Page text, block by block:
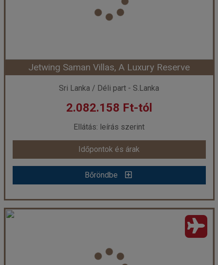
Jetwing Saman Villas, A Luxury Reserve
Sri Lanka / Déli part - S.Lanka
2.082.158 Ft-tól
Ellátás: leírás szerint
Időpontok és árak
Bőröndbe
Jetwing Saman Villas, A Luxury Reserve
Város:Bentota
Utazás módja:
Repülővel